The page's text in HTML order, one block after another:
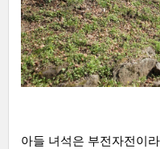
아들 녀석은 부전자전이